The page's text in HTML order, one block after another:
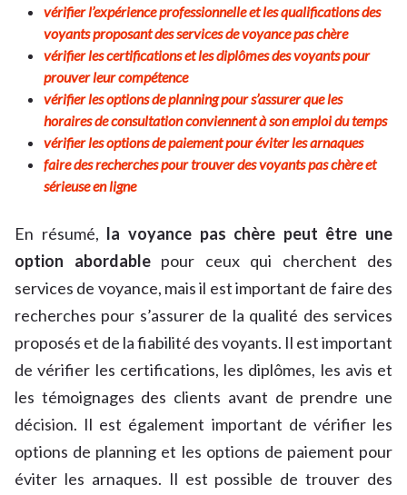
vérifier l’expérience professionnelle et les qualifications des
voyants proposant des services de voyance pas chère
vérifier les certifications et les diplômes des voyants pour
prouver leur compétence
vérifier les options de planning pour s’assurer que les
horaires de consultation conviennent à son emploi du temps
vérifier les options de paiement pour éviter les arnaques
faire des recherches pour trouver des voyants pas chère et
sérieuse en ligne
En résumé, la voyance pas chère peut être une
option abordablepour ceux qui cherchent des
services de voyance, mais il est important de faire des
recherches pour s’assurer de la qualité des services
proposés et de la fiabilité des voyants. Il est important
de vérifier les certifications, les diplômes, les avis et
les témoignages des clients avant de prendre une
décision. Il est également important de vérifier les
options de planning et les options de paiement pour
éviter les arnaques. Il est possible de trouver des